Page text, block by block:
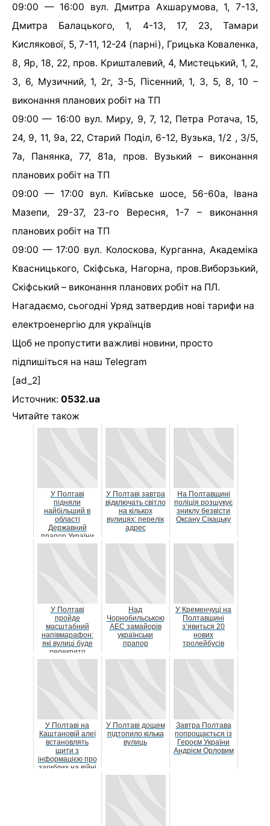
09:00 — 16:00 вул. Дмитра Ахшарумова, 1, 7-13,
Дмитра Балацького, 1, 4-13, 17, 23, Тамари
Кислякової, 5, 7-11, 12-24 (парні), Грицька Коваленка,
8, Яр, 18, 22, пров. Кришталевий, 4, Мистецький, 1, 2,
3, 6, Музичний, 1, 2г, 3-5, Пісенний, 1, 3, 5, 8, 10 –
виконання планових робіт на ТП
09:00 — 16:00 вул. Миру, 9, 7, 12, Петра Ротача, 15,
24, 9, 11, 9а, 22, Старий Поділ, 6-12, Вузька, 1/2 , 3/5,
7а, Панянка, 77, 81а, пров. Вузький – виконання
планових робіт на ТП
09:00 — 17:00 вул. Київське шосе, 56-60а, Івана
Мазепи, 29-37, 23-го Вересня, 1-7 – виконання
планових робіт на ТП
09:00 — 17:00 вул. Колоскова, Курганна, Академіка
Квасницького, Скіфська, Нагорна, пров.Виборзький,
Скіфський – виконання планових робіт на ПЛ.
Нагадаємо, сьогодні Уряд затвердив нові тарифи на
електроенергію для українців
Щоб не пропустити важливі новини, просто
підпишіться на наш Telegram
[ad_2]
Источник: 0532.ua
Читайте також
У Полтаві
підняли
найбільший в
області
Державний
прапор України
У Полтаві завтра
відключать світло
на кількох
вулицях: перелік
адрес
На Полтавщині
поліція розшукує
зниклу безвісти
Оксану Сікацьку
У Полтаві
пройде
масштабний
напівмарафон:
які вулиці буде
перекрито
Над
Чорнобильською
АЕС замайорів
українськи
прапор
У Кременчуці на
Полтавщині
з’явиться 20
нових
тролейбусів
У Полтаві на
Каштановій алеї
встановлять
щити з
інформацією про
загиблих на війні
У Полтаві дощем
підтопило кілька
вулиць
Завтра Полтава
попрощається із
Героєм України
Андрієм Орловим